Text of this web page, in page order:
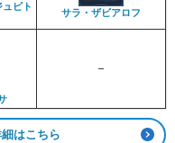
ュピト
サラ・ザビアロフ
–
はこちら